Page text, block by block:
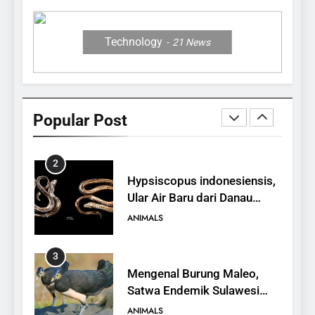
Technology 21 News
Popular Post
ANIMALS
Antelope, Si Antelop
Berhidung Ajaib
Ular Air Baru dari Danau
Towuti
ANIMALS
3
Satwa Endemik Sulawesi
yang Terancam Punah
ANIMALS